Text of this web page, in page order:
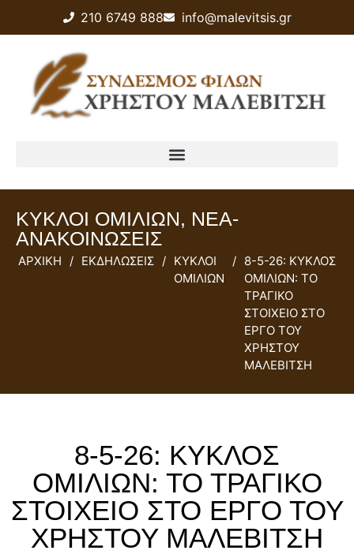
210 6749 888 info@malevitsis.gr
ΚΥΚΛΟΙ ΟΜΙΛΙΩΝ, ΝΕΑ-
ΑΝΑΚΟΙΝΩΣΕΙΣ
ΑΡΧΙΚΗ / ΕΚΔΗΛΩΣΕΙΣ / ΚΥΚΛΟΙ
ΟΜΙΛΙΩΝ
/ 8-5-26: ΚΥΚΛΟΣ
ΟΜΙΛΙΩΝ: ΤΟ
ΤΡΑΓΙΚΟ
ΣΤΟΙΧΕΙΟ ΣΤΟ
ΕΡΓΟ ΤΟΥ
ΧΡΗΣΤΟΥ
ΜΑΛΕΒΙΤΣΗ
8-5-26: ΚΥΚΛΟΣ
ΟΜΙΛΙΩΝ: ΤΟ ΤΡΑΓΙΚΟ
ΣΤΟΙΧΕΙΟ ΣΤΟ ΕΡΓΟ ΤΟΥ
ΧΡΗΣΤΟΥ ΜΑΛΕΒΙΤΣΗ